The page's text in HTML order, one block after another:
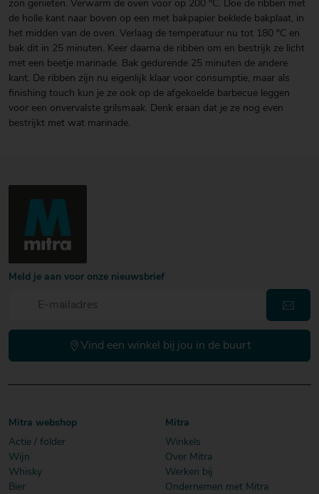
zon genieten. Verwarm de oven voor op 200 ºC. Doe de ribben met
de holle kant naar boven op een met bakpapier beklede bakplaat, in
het midden van de oven. Verlaag de temperatuur nu tot 180 ºC en
bak dit in 25 minuten. Keer daarna de ribben om en bestrijk ze licht
met een beetje marinade. Bak gedurende 25 minuten de andere
kant. De ribben zijn nu eigenlijk klaar voor consumptie, maar als
finishing touch kun je ze ook op de afgekoelde barbecue leggen
voor een onvervalste grilsmaak. Denk eraan dat je ze nog even
bestrijkt met wat marinade.
Meld je aan voor onze nieuwsbrief
Vind een winkel bij jou in de buurt
Mitra webshop
Actie / folder
Wijn
Whisky
Bier
Mitra
Winkels
Over Mitra
Werken bij
Ondernemen met Mitra